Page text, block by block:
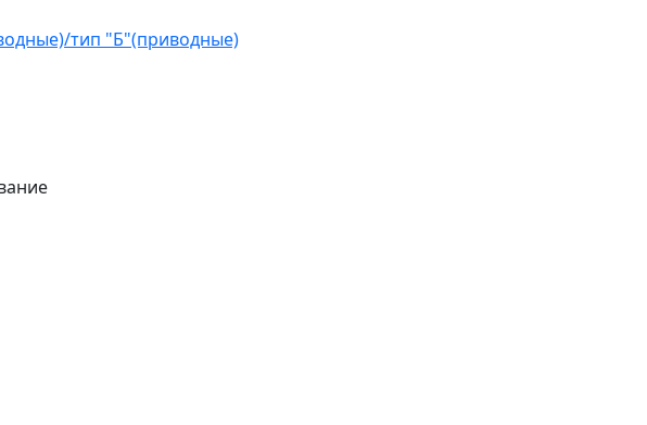
тип "Б"(приводные)